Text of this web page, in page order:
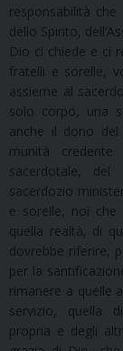
responsabilità
dello Spirito,
Dio ci chiede e ci
fratelli e sorelle,
assieme al
solo corpo, una
anche il dono
munità
sacerdotale,
sacerdozio
e sorelle, noi che
quella realtà, di
dovrebbe riferire,
per la
rimanere a quelle
servizio, quella
propria e degli